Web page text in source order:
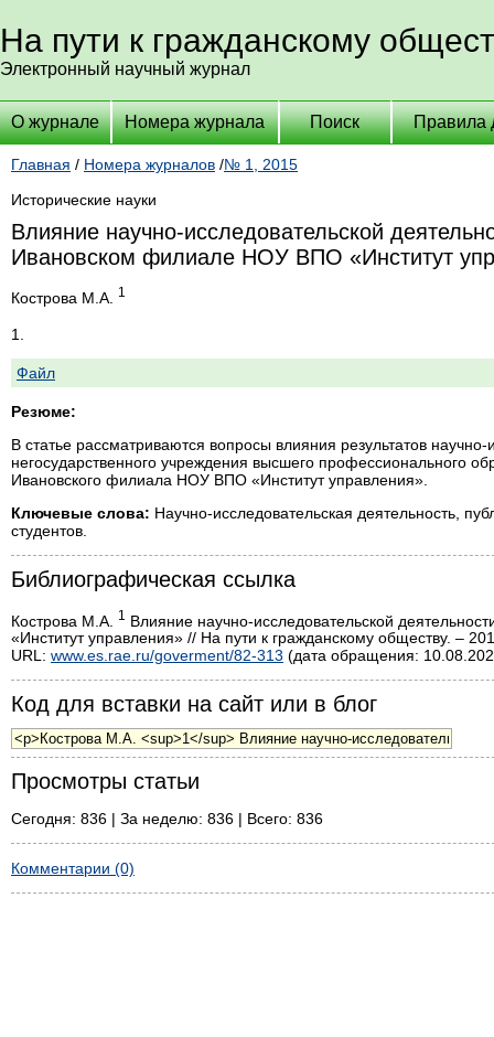
На пути к гражданскому
Электронный научный журнал
О журнале Номера журнала Поиск Правила
Главная / Номера журналов /№ 1, 2015
Исторические науки
Влияние научно-исследовательской
Ивановском филиале НОУ ВПО «Институт
Кострова М.А. 1
1.
Файл
Резюме:
В статье рассматриваются вопросы влияния результатов
негосударственного учреждения высшего профессионального
Ивановского филиала НОУ ВПО «Институт управления».
Ключевые слова: Научно-исследовательская деятельность,
студентов.
Библиографическая ссылка
Кострова М.А. 1
Влияние научно-исследовательской
«Институт управления» // На пути к гражданскому обществу. –
URL: www.es.rae.ru/goverment/82-313 (дата обращения:
Код для вставки на сайт или в блог
Просмотры статьи
Сегодня: 836 | За неделю: 836 | Всего: 836
Комментарии (0)